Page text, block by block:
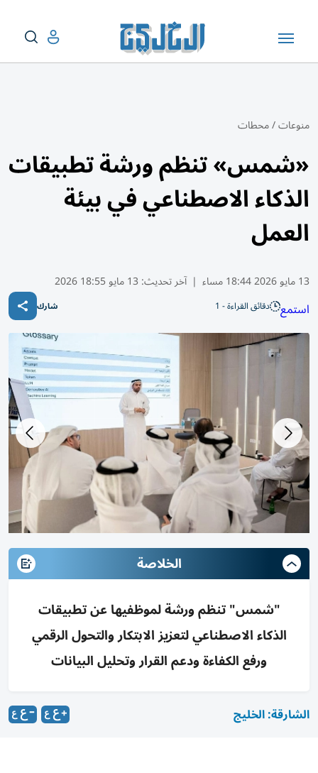
منوعات/محطات
«شمس» تنظم ورشة تطبيقات
الذكاء الاصطناعي في بيئة
العمل
13 مايو 2026 18:44 مساء | آخر تحديث: 13 مايو 18:55 2026
استمع دقائق القراءة - 1 شارك
الخلاصة
"شمس" تنظم ورشة لموظفيها عن تطبيقات
الذكاء الاصطناعي لتعزيز الابتكار والتحول الرقمي
ورفع الكفاءة ودعم القرار وتحليل البيانات
الشارقة: الخليج